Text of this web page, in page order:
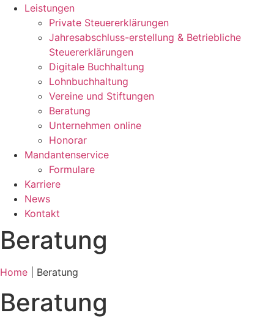
Leistungen
Private Steuererklärungen
Jahresabschluss-erstellung & Betriebliche
Steuererklärungen
Digitale Buchhaltung
Lohnbuchhaltung
Vereine und Stiftungen
Beratung
Unternehmen online
Honorar
Mandantenservice
Formulare
Karriere
News
Kontakt
Beratung
Home Beratung
Beratung